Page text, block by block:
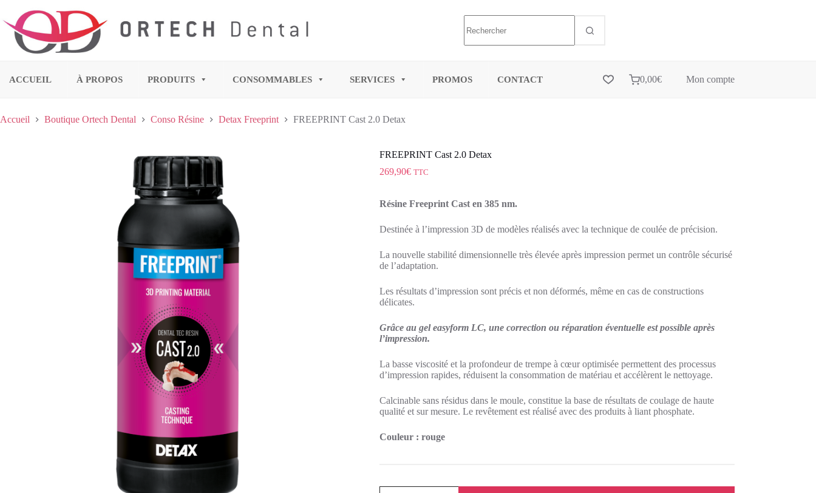
ACCUEIL À PROPOS PRODUITS CONSOMMABLES SERVICES PROMOS CONTACT 0,00€ Mon compte
Accueil Boutique Ortech Dental Conso Résine Detax Freeprint FREEPRINT Cast 2.0 Detax
FREEPRINT Cast 2.0 Detax
269,90€ TTC
Résine Freeprint Cast en 385 nm.
Destinée à l’impression 3D de modèles réalisés avec la technique de coulée de précision.
La nouvelle stabilité dimensionnelle très élevée après impression permet un contrôle sécurisé
de l’adaptation.
Les résultats d’impression sont précis et non déformés, même en cas de constructions
délicates.
Grâce au gel easyform LC, une correction ou réparation éventuelle est possible après
l’impression.
La basse viscosité et la profondeur de trempe à cœur optimisée permettent des processus
d’impression rapides, réduisent la consommation de matériau et accélèrent le nettoyage.
Calcinable sans résidus dans le moule, constitue la base de résultats de coulage de haute
qualité et sur mesure. Le revêtement est réalisé avec des produits à liant phosphate.
Couleur : rouge